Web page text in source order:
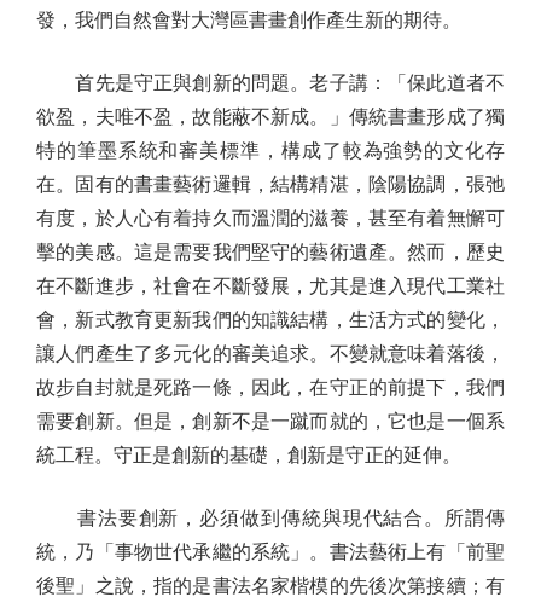
發，我們自然會對大灣區書畫創作產生新的期待。
首先是守正與創新的問題。老子講：「保此道者不
欲盈，夫唯不盈，故能蔽不新成。」傳統書畫形成了獨
特的筆墨系統和審美標準，構成了較為強勢的文化存
在。固有的書畫藝術邏輯，結構精湛，陰陽協調，張弛
有度，於人心有着持久而溫潤的滋養，甚至有着無懈可
擊的美感。這是需要我們堅守的藝術遺產。然而，歷史
在不斷進步，社會在不斷發展，尤其是進入現代工業社
會，新式教育更新我們的知識結構，生活方式的變化，
讓人們產生了多元化的審美追求。不變就意味着落後，
故步自封就是死路一條，因此，在守正的前提下，我們
需要創新。但是，創新不是一蹴而就的，它也是一個系
統工程。守正是創新的基礎，創新是守正的延伸。
書法要創新，必須做到傳統與現代結合。所謂傳
統，乃「事物世代承繼的系統」。書法藝術上有「前聖
後聖」之說，指的是書法名家楷模的先後次第接續；有